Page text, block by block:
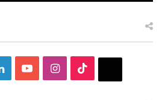
LinkedInYouTubeInstagram